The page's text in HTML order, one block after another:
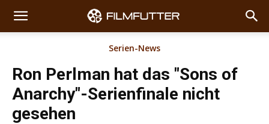
Serien-News
Ron Perlman hat das "Sons of
Anarchy"-Serienfinale nicht
gesehen